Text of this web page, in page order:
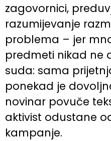
zagovornici,
razumijevanje
problema – jer
predmeti nikad ne
suda: sama
ponekad je
novinar povuče
aktivist odustane
kampanje.